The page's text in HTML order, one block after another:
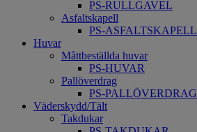
PS-RULLGAVEL
Asfaltskapell
PS-ASFALTSKAPELL
Huvar
Måttbeställda huvar
PS-HUVAR
Pallöverdrag
PS-PALLÖVERDRAG
Väderskydd/Tält
Takdukar